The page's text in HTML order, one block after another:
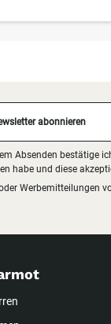
abonnieren
Absenden bestätige
habe und diese
Werbemitteilungen